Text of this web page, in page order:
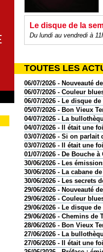
Le disque de la
Du lundi au vendredi à
TOUTES LES
06/07/2026 - Nouveauté
06/07/2026 - Couleur
06/07/2026 - Le disque
05/07/2026 - Bon Vieux
04/07/2026 - La
04/07/2026 - Il était une
03/07/2026 - Si on parlait
03/07/2026 - Il était une
01/07/2026 - De Bouche
30/06/2026 - Les
30/06/2026 - La cabane
30/06/2026 - Les secrets
29/06/2026 - Nouveauté
29/06/2026 - Couleur
29/06/2026 - Le disque
29/06/2026 - Chemins de
28/06/2026 - Bon Vieux
27/06/2026 - La
27/06/2026 - Il était une